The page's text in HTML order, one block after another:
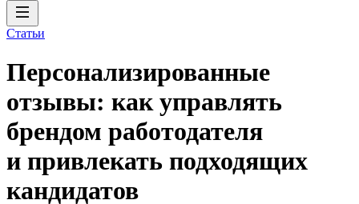
Статьи
Персонализированные
отзывы: как управлять
брендом работодателя
и привлекать подходящих
кандидатов